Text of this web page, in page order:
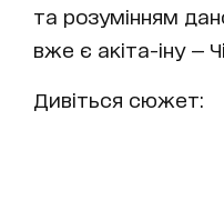
та розумінням
вже є акіта-іну —
Дивіться сюжет: